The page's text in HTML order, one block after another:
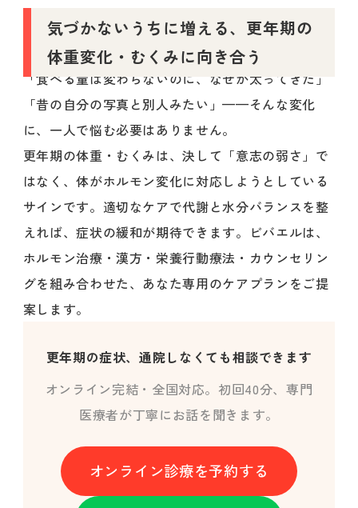
気づかないうちに増える、更年期の
体重変化・むくみに向き合う
「食べる量は変わらないのに、なぜか太ってきた」
「昔の自分の写真と別人みたい」——そんな変化
に、一人で悩む必要はありません。
更年期の体重・むくみは、決して「意志の弱さ」で
はなく、体がホルモン変化に対応しようとしている
サインです。適切なケアで代謝と水分バランスを整
えれば、症状の緩和が期待できます。ビバエルは、
ホルモン治療・漢方・栄養行動療法・カウンセリン
グを組み合わせた、あなた専用のケアプランをご提
案します。
更年期の症状、通院しなくても相談できます
オンライン完結・全国対応。初回40分、専門
医療者が丁寧にお話を聞きます。
オンライン診療を予約する